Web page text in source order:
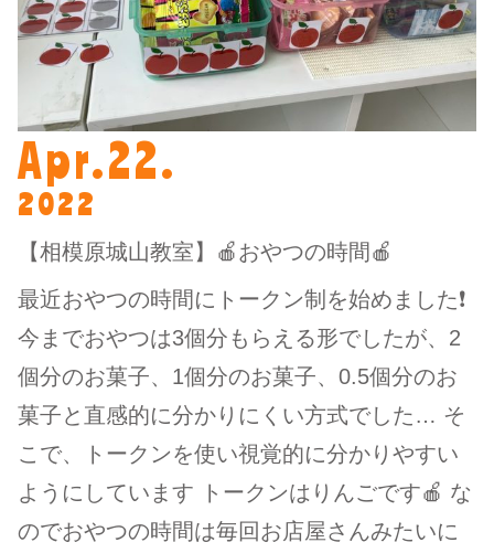
Apr.22.
2022
【相模原城山教室】🍎おやつの時間🍎
最近おやつの時間にトークン制を始めました❗️
今までおやつは3個分もらえる形でしたが、2
個分のお菓子、1個分のお菓子、0.5個分のお
菓子と直感的に分かりにくい方式でした… そ
こで、トークンを使い視覚的に分かりやすい
ようにしています トークンはりんごです🍎 な
のでおやつの時間は毎回お店屋さんみたいに